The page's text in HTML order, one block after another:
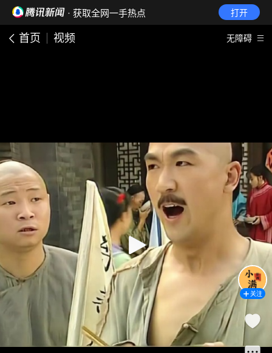
· 获取全网一手热点 打开
首页 视频 无障碍
关注